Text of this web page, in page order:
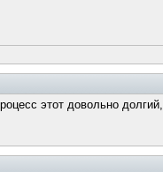
этот довольно